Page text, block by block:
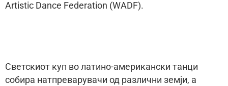
Artistic Dance Federation (WADF).
Светскиот куп во латино-американски танци
собира натпреварувачи од различни земји, а